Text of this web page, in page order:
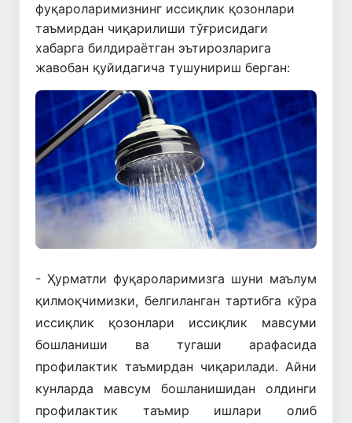
фуқароларимизнинг иссиқлик қозонлари
таъмирдан чиқарилиши тўғрисидаги
хабарга билдираётган эътирозларига
жавобан қуйидагича тушунириш берган:
- Ҳурматли фуқароларимизга шуни маълум
қилмоқчимизки, белгиланган тартибга кўра
иссиқлик қозонлари иссиқлик мавсуми
бошланиши ва тугаши арафасида
профилактик таъмирдан чиқарилади. Айни
кунларда мавсум бошланишидан олдинги
профилактик таъмир ишлари олиб